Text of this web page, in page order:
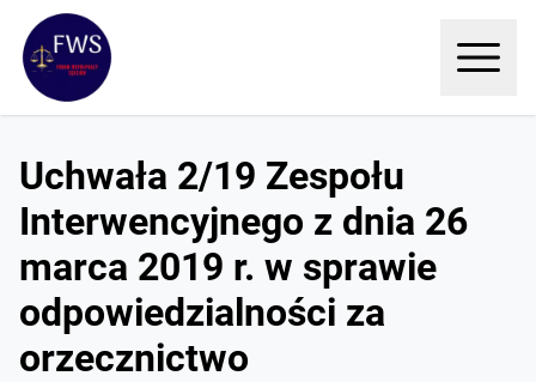
Uchwała 2/19 Zespołu
Interwencyjnego z dnia 26
marca 2019 r. w sprawie
odpowiedzialności za
orzecznictwo